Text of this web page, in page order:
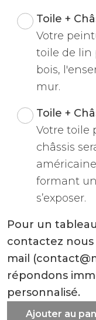
Toile +
Votre
toile de lin
bois,
mur.
Toile +
Votre toile
châssis
formant
s’exposer.
Pour un
contactez nous
mail
répondons
personnalisé.
Ajouter au